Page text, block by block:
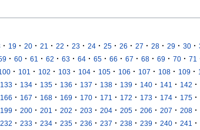
· 19 · 20 · 21 · 22 · 23 · 24 · 25 · 26 · 27 · 28 · 29 · 30 ·
· 60 · 61 · 62 · 63 · 64 · 65 · 66 · 67 · 68 · 69 · 70 · 71
· 101 · 102 · 103 · 104 · 105 · 106 · 107 · 108 · 109 ·
133 · 134 · 135 · 136 · 137 · 138 · 139 · 140 · 141 · 142 ·
166 · 167 · 168 · 169 · 170 · 171 · 172 · 173 · 174 · 175 ·
199 · 200 · 201 · 202 · 203 · 204 · 205 · 206 · 207 · 208 ·
232 · 233 · 234 · 235 · 236 · 237 · 238 · 239 · 240 · 241 ·